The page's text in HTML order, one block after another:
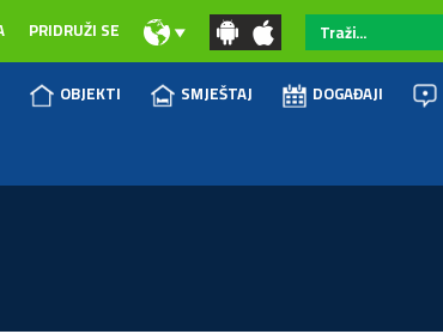
PRIDRUŽI SE Traži...
OBJEKTI SMJEŠTAJ DOGAĐAJI